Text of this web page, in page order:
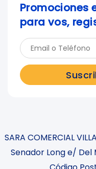
Promociones
para vos,
SARA COMERCIAL
Senador Long e/ Del